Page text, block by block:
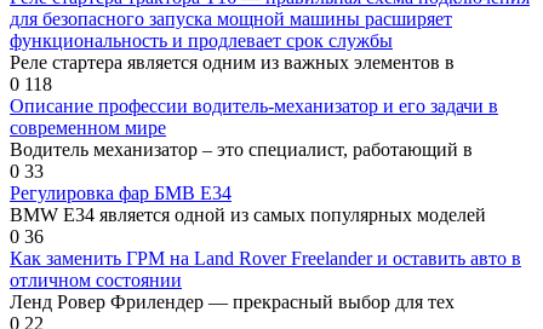
для безопасного запуска мощной машины расширяет
функциональность и продлевает срок службы
Реле стартера является одним из важных элементов в
0 118
Описание профессии водитель-механизатор и его задачи в
современном мире
Водитель механизатор – это специалист, работающий в
0 33
Регулировка фар БМВ Е34
BMW E34 является одной из самых популярных моделей
0 36
Как заменить ГРМ на Land Rover Freelander и оставить авто в
отличном состоянии
Ленд Ровер Фрилендер — прекрасный выбор для тех
0 22